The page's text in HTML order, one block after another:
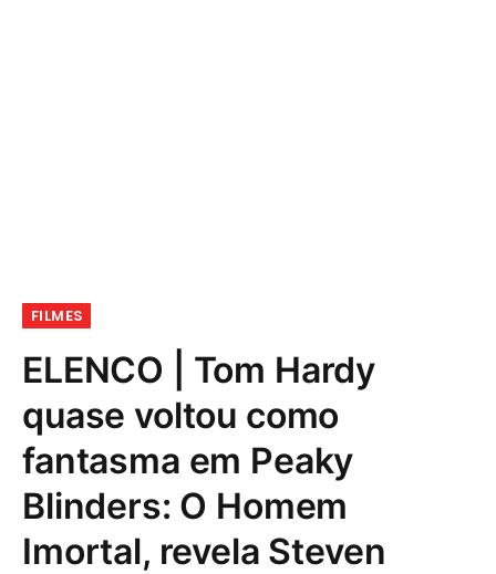
FILMES
ELENCO | Tom Hardy
quase voltou como
fantasma em Peaky
Blinders: O Homem
Imortal, revela Steven